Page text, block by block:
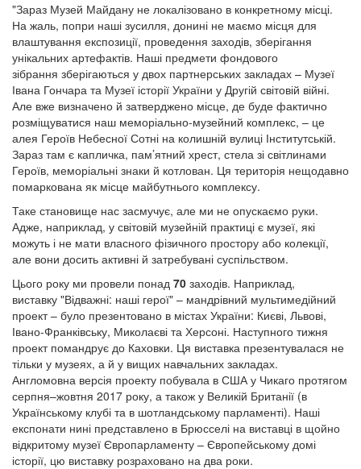
"Зараз Музей Майдану не локалізовано в конкретному місці.
На жаль, попри наші зусилля, донині не маємо місця для
влаштування експозиції, проведення заходів, зберігання
унікальних артефактів. Наші предмети фондового
зібрання зберігаються у двох партнерських закладах – Музеї
Івана Гончара та Музеї історії України у Другій світовій війні.
Але вже визначено й затверджено місце, де буде фактично
розміщуватися наш меморіально-музейний комплекс, – це
алея Героїв Небесної Сотні на колишній вулиці Інститутській.
Зараз там є капличка, пам’ятний хрест, стела зі світлинами
Героїв, меморіальні знаки й котлован. Ця територія нещодавно
помаркована як місце майбутнього комплексу.
Таке становище нас засмучує, але ми не опускаємо руки.
Адже, наприклад, у світовій музейній практиці є музеї, які
можуть і не мати власного фізичного простору або колекції,
але вони досить активні й затребувані суспільством.
Цього року ми провели понад 70 заходів. Наприклад,
виставку "Відважні: наші герої" – мандрівний мультимедійний
проект – було презентовано в містах України: Києві, Львові,
Івано-Франківську, Миколаєві та Херсоні. Наступного тижня
проект помандрує до Каховки. Ця виставка презентувалася не
тільки у музеях, а й у вищих навчальних закладах.
Англомовна версія проекту побувала в США у Чикаго протягом
серпня–жовтня 2017 року, а також у Великій Британії (в
Українському клубі та в шотландському парламенті). Наші
експонати нині представлено в Брюсселі на виставці в щойно
відкритому музеї Європарламенту – Європейському домі
історії, цю виставку розраховано на два роки.